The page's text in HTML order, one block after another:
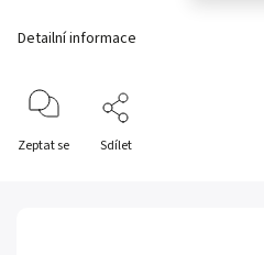
Detailní informace
Zeptat se Sdílet